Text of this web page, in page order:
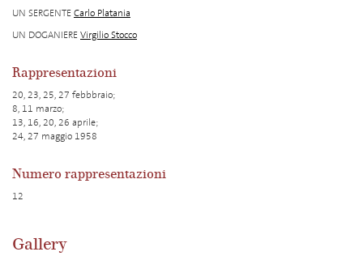
UN SERGENTECarlo Platania
UN DOGANIEREVirgilio Stocco
Rappresentazioni
20, 23, 25, 27 febbbraio;
8, 11 marzo;
13, 16, 20, 26 aprile;
24, 27 maggio 1958
Numero rappresentazioni
12
Gallery